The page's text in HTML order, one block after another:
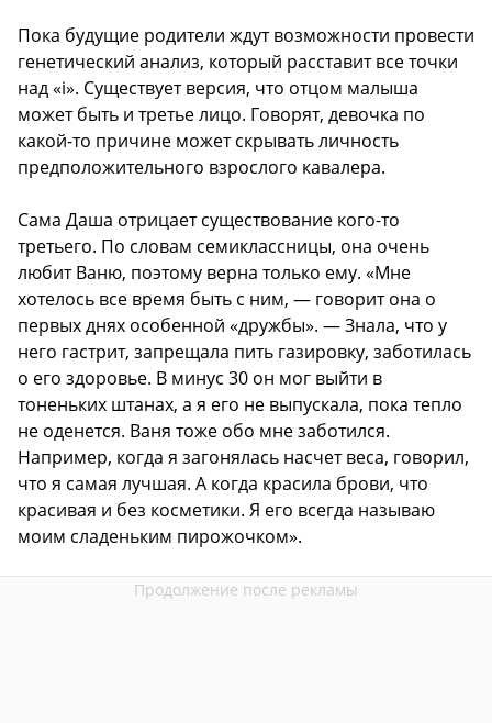
Пока будущие родители ждут возможности провести
генетический анализ, который расставит все точки
над «i». Существует версия, что отцом малыша
может быть и третье лицо. Говорят, девочка по
какой-то причине может скрывать личность
предположительного взрослого кавалера.
Сама Даша отрицает существование кого-то
третьего. По словам семиклассницы, она очень
любит Ваню, поэтому верна только ему. «Мне
хотелось все время быть с ним, — говорит она о
первых днях особенной «дружбы». — Знала, что у
него гастрит, запрещала пить газировку, заботилась
о его здоровье. В минус 30 он мог выйти в
тоненьких штанах, а я его не выпускала, пока тепло
не оденется. Ваня тоже обо мне заботился.
Например, когда я загонялась насчет веса, говорил,
что я самая лучшая. А когда красила брови, что
красивая и без косметики. Я его всегда называю
моим сладеньким пирожочком».